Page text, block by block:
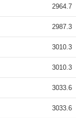
2964.7
2987.3
3010.3
3010.3
3033.6
3033.6